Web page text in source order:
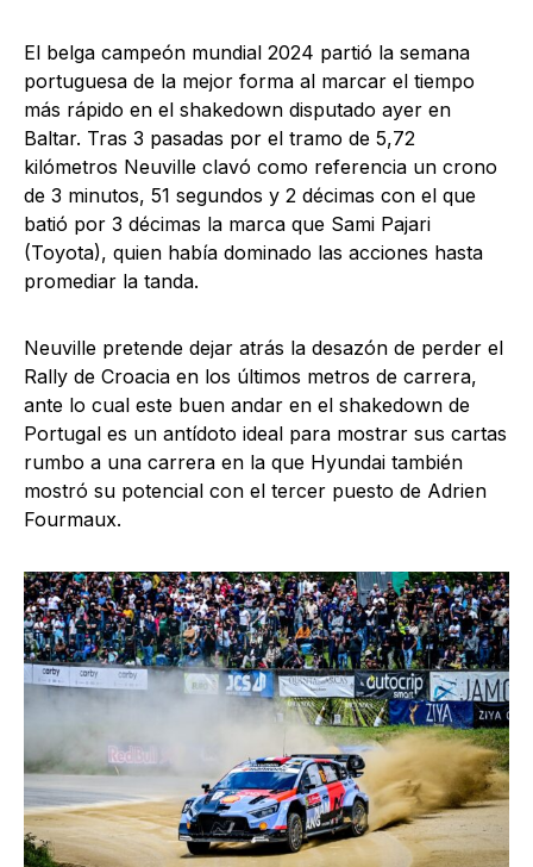
El belga campeón mundial 2024 partió la semana
portuguesa de la mejor forma al marcar el tiempo
más rápido en el shakedown disputado ayer en
Baltar. Tras 3 pasadas por el tramo de 5,72
kilómetros Neuville clavó como referencia un crono
de 3 minutos, 51 segundos y 2 décimas con el que
batió por 3 décimas la marca que Sami Pajari
(Toyota), quien había dominado las acciones hasta
promediar la tanda.
Neuville pretende dejar atrás la desazón de perder el
Rally de Croacia en los últimos metros de carrera,
ante lo cual este buen andar en el shakedown de
Portugal es un antídoto ideal para mostrar sus cartas
rumbo a una carrera en la que Hyundai también
mostró su potencial con el tercer puesto de Adrien
Fourmaux.